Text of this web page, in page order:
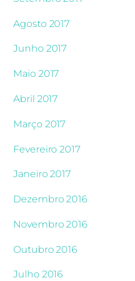
Agosto 2017
Junho 2017
Maio 2017
Abril 2017
Março 2017
Fevereiro 2017
Janeiro 2017
Dezembro 2016
Novembro 2016
Outubro 2016
Julho 2016